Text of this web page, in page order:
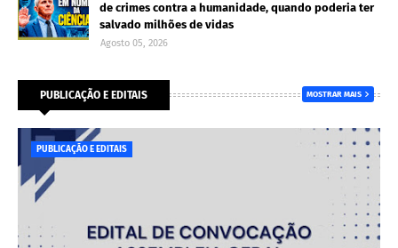
de crimes contra a humanidade, quando poderia ter
salvado milhões de vidas
Agosto 05, 2026
PUBLICAÇÃO E EDITAIS MOSTRAR MAIS
PUBLICAÇÃO E EDITAIS